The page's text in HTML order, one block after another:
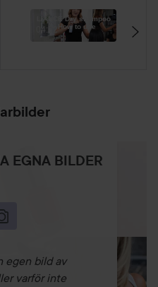
LIANCE Dry shampoo
– How to use
04:52
EGNA BILDER
egen bild av
varför inte